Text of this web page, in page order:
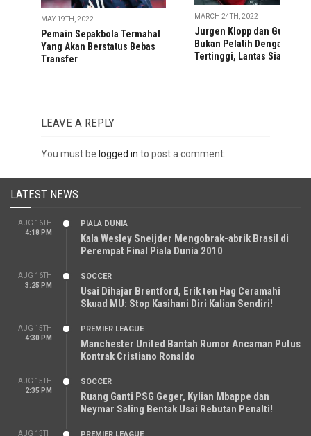
MAY 19TH, 2022
Pemain Sepakbola Termahal
Yang Akan Berstatus Bebas
Transfer
MARCH 24TH, 2022
Jurgen Klopp dan
Bukan Pelatih Dengan Gaji
Tertinggi, Lantas Siapa?
LEAVE A REPLY
You must be logged in to post a comment.
LATEST NEWS
AUG 16TH
4:18 PM
PIALA DUNIA
Kala Wesley Sneijder Mengobrak-abrik Brasil di
Perempat Final Piala Dunia 2010
AUG 16TH
3:25 PM
SOCCER
Usai Dihajar Brentford, Erik ten Hag Ceramahi
Skuad MU: Stop Kasihani Diri Kalian Sendiri!
AUG 15TH
4:30 PM
PREMIER LEAGUE
Manchester United Bantah Rumor Ancaman Putus
Kontrak Cristiano Ronaldo
AUG 15TH
2:35 PM
SOCCER
Ruang Ganti PSG Geger, Kylian Mbappe dan
Neymar Saling Bentak Usai Rebutan Penalti!
AUG 13TH
PREMIER LEAGUE